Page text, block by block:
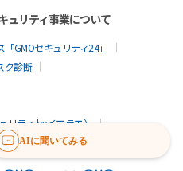
ュリティ事業について
GMOセキュリティ24」
ク診断
ティ byイエラエ）
なりすまし対策
AIに聞いてみる